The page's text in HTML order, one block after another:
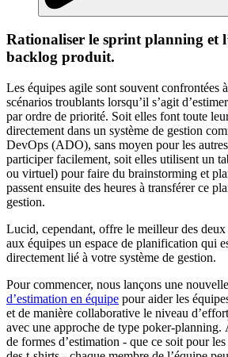
Rationaliser le sprint planning et
backlog produit.
Les équipes agile sont souvent confrontées
scénarios troublants lorsqu’il s’agit
par ordre de priorité. Soit elles font toute
directement dans un système de gestion
DevOps (ADO), sans moyen pour les
participer facilement, soit elles utilisent un
ou virtuel) pour faire du brainstorming et
passent ensuite des heures à transférer ce
gestion.
Lucid, cependant, offre le meilleur des
aux équipes un espace de planification qui
directement lié à votre système de gestion.
Pour commencer, nous lançons une
d’estimation en équipe pour aider les
et de manière collaborative le niveau
avec une approche de type poker-planning.
de formes d’estimation - que ce soit pour